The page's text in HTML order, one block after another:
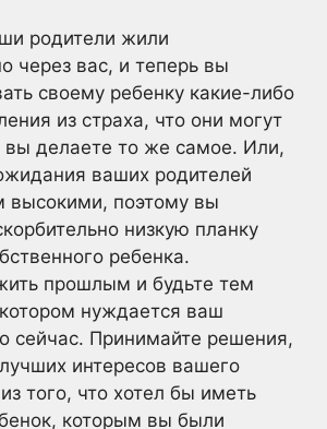
родители жили
через вас, и теперь вы
своему ребенку какие-либо
из страха, что они могут
вы делаете то же самое. Или,
ваших родителей
высокими, поэтому вы
низкую планку
ребенка.
прошлым и будьте тем
нуждается ваш
сейчас. Принимайте решения,
интересов вашего
того, что хотел бы иметь
которым вы были